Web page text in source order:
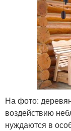
На фото:
воздействию
нуждаются в